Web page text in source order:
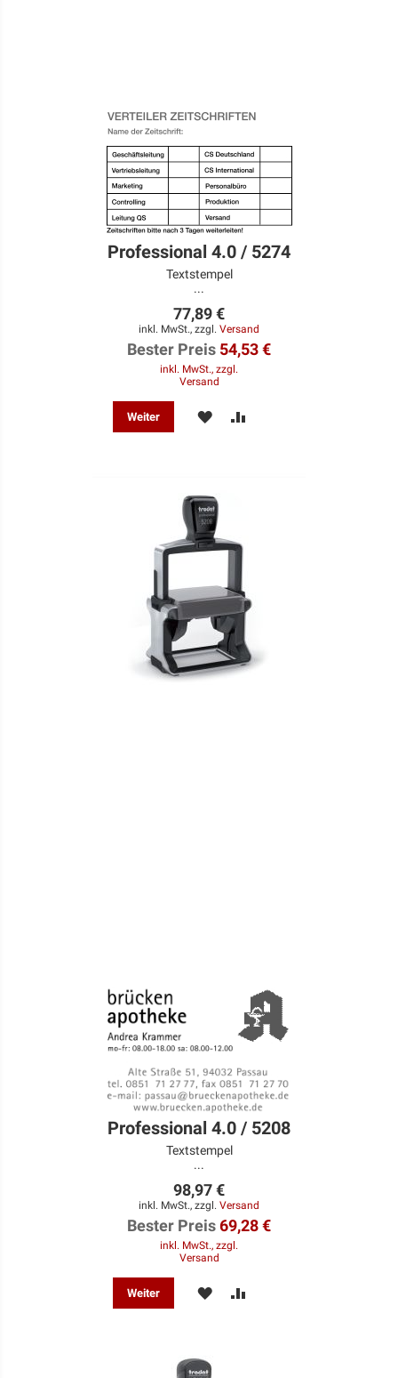
Professional 4.0 / 5274
Textstempel
...
77,89 €
inkl. MwSt., zzgl. Versand
Bester Preis 54,53 €
inkl. MwSt., zzgl.
Versand
Weiter MERKEN
Professional 4.0 / 5208
Textstempel
...
98,97 €
inkl. MwSt., zzgl. Versand
Bester Preis69,28 €
inkl. MwSt., zzgl.
Versand
Weiter MERKEN